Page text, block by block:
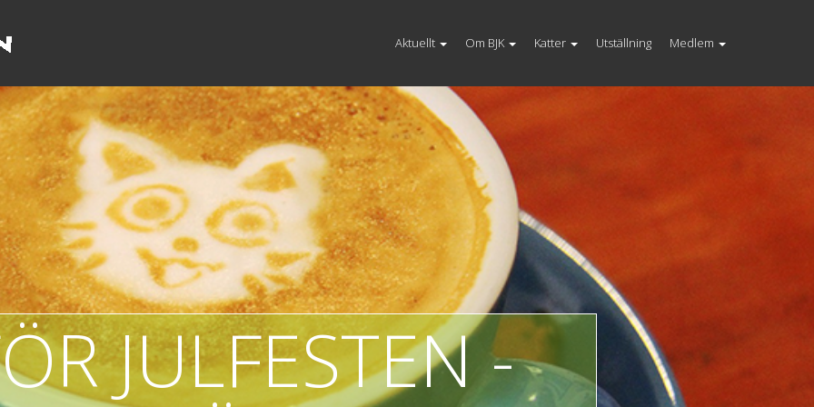
Aktuellt Om BJK Katter Utställning Medlem
JULFESTEN -